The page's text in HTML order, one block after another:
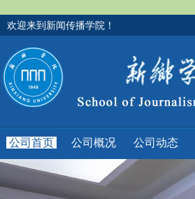
欢迎来到新闻传播学院！
公司首页 公司概况 公司动态